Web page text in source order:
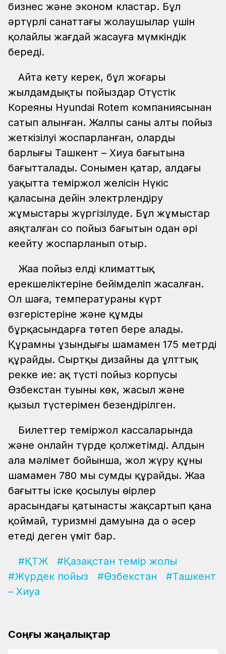
бизнес және эконом кластар. Бұл
әртүрлі санаттағы жолаушылар үшін
қолайлы жағдай жасауға мүмкіндік
береді.
Айта кету керек, бұл жоғары
жылдамдықты пойыздар Оңтүстік
Кореяның Hyundai Rotem компаниясынан
сатып алынған. Жалпы саны алты пойыз
жеткізілуі жоспарланған, олардың
барлығы Ташкент – Хиуа бағытына
бағытталады. Сонымен қатар, алдағы
уақытта теміржол желісін Нүкіс
қаласына дейін электрлендіру
жұмыстары жүргізілуде. Бұл жұмыстар
аяқталған соң пойыз бағытын одан әрі
кеңейту жоспарланып отыр.
Жаңа пойыз елдің климаттық
ерекшеліктеріне бейімделіп жасалған.
Ол шаңға, температураның күрт
өзгерістеріне және құмды
бұрқасындарға төтеп бере алады.
Құрамның ұзындығы шамамен 175 метрді
құрайды. Сыртқы дизайны да ұлттық
реңкке ие: ақ түсті пойыз корпусы
Өзбекстан туының көк, жасыл және
қызыл түстерімен безендірілген.
Билеттер теміржол кассаларында
және онлайн түрде қолжетімді. Алдын
ала мәлімет бойынша, жол жүру құны
шамамен 780 мың сумды құрайды. Жаңа
бағыттың іске қосылуы өңірлер
арасындағы қатынасты жақсартып қана
қоймай, туризмнің дамуына да оң әсер
етеді деген үміт бар.
#ҚТЖ
#Қазақстан темір жолы
#Жүрдек пойыз
#Өзбекстан
#Ташкент
– Хиуа
Соңғы жаңалықтар